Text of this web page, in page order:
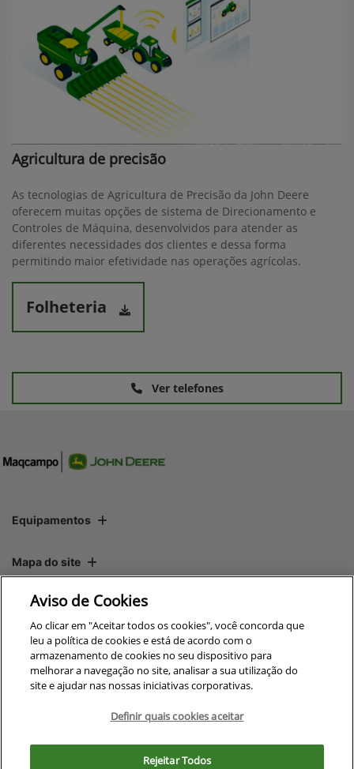
Agricultura de precisão
As tecnologias de Agricultura de Precisão da John Deere
oferecem muitas opções de sistema de Direcionamento e
Controles de Máquina, desenvolvidos para atender as
diferentes necessidades dos clientes e dessa forma
permitindo maior efetividade nas operações agrícolas.
Folheteria
Ver telefones
Equipamentos
Mapa do site
Política de privacidade
CNPJ: 00.970.771/0009-69
No trânsito, enxergar o outro
salva vidas.
. Ao seguir com a navegação e visita você
Aviso de Cookies
Ao clicar em "Aceitar todos os cookies", você concorda que
leu a política de cookies e está de acordo com o
armazenamento de cookies no seu dispositivo para
melhorar a navegação no site, analisar a sua utilização do
site e ajudar nas nossas iniciativas corporativas.
Definir quais cookies aceitar
Rejeitar Todos